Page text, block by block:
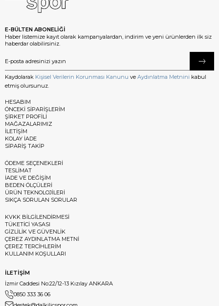
E-BÜLTEN ABONELİĞİ
Haber listemize kayıt olarak kampanyalardan, indirim ve yeni ürünlerden ilk siz
haberdar olabilirsiniz.
Kaydolarak Kişisel Verilerin Korunması Kanunu ve Aydınlatma Metnini kabul
etmiş olursunuz.
HESABIM
ÖNCEKİ SİPARİŞLERİM
ŞİRKET PROFİLİ
MAĞAZALARIMIZ
İLETİŞİM
KOLAY İADE
SİPARİŞ TAKİP
ÖDEME SEÇENEKLERİ
TESLİMAT
İADE VE DEĞİŞİM
BEDEN ÖLÇÜLERİ
ÜRÜN TEKNOLOJİLERİ
SIKÇA SORULAN SORULAR
KVKK BİLGİLENDİRMESİ
TÜKETİCİ YASASI
GİZLİLİK VE GÜVENLİK
ÇEREZ AYDINLATMA METNİ
ÇEREZ TERCİHLERİM
KULLANIM KOŞULLARI
İLETİŞİM
İzmir Caddesi No:22/12-13 Kızılay ANKARA
0850 333 36 06